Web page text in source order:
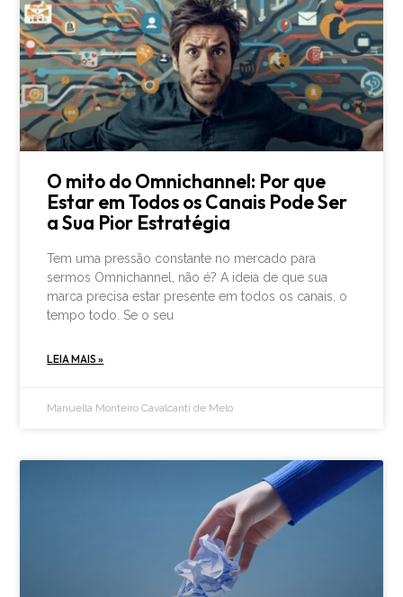
O mito do Omnichannel: Por que
Estar em Todos os Canais Pode Ser
a Sua Pior Estratégia
Tem uma pressão constante no mercado para
sermos Omnichannel, não é? A ideia de que sua
marca precisa estar presente em todos os canais, o
tempo todo. Se o seu
LEIA MAIS »
Manuella Monteiro Cavalcanti de Melo